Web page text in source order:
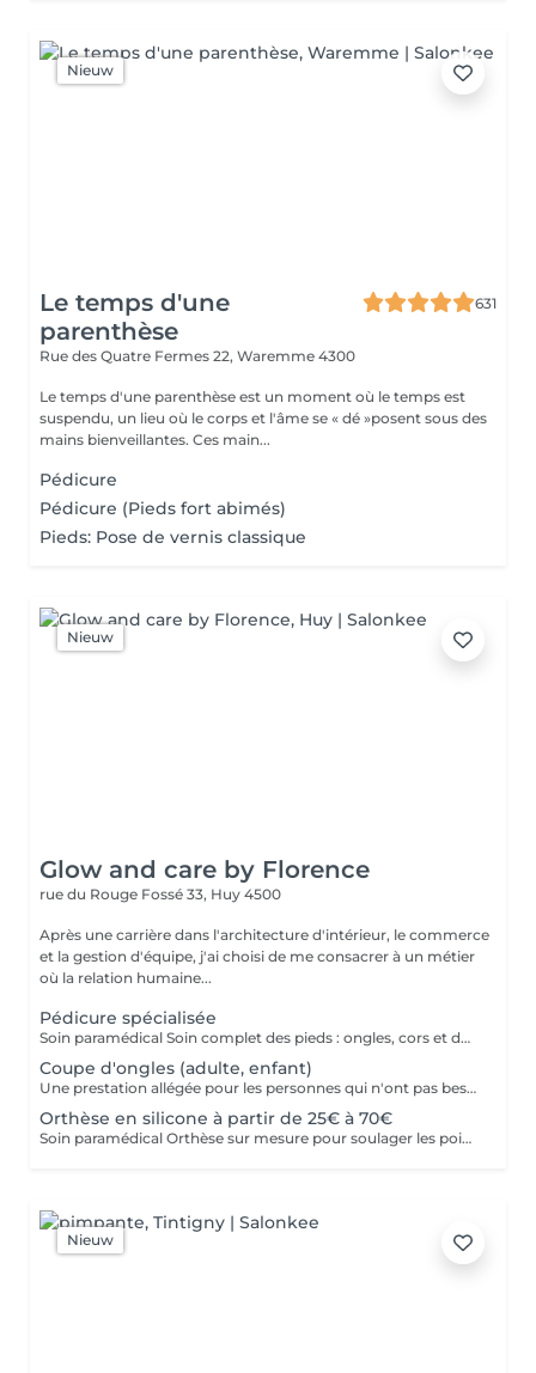
Nieuw
Le temps d'une
parenthèse
631
Rue des Quatre Fermes 22, Waremme 4300
Le temps d'une parenthèse est un moment où le temps est
suspendu, un lieu où le corps et l'âme se « dé »posent sous des
mains bienveillantes. Ces main...
Pédicure
Pédicure (Pieds fort abimés)
Pieds: Pose de vernis classique
Nieuw
Glow and care by Florence
rue du Rouge Fossé 33, Huy 4500
Après une carrière dans l'architecture d'intérieur, le commerce
et la gestion d'équipe, j'ai choisi de me consacrer à un métier
où la relation humaine...
Pédicure spécialisée
Soin paramédical Soin complet des pieds : ongles, cors et durillons traités avec précision et hygiène, pour des pieds sains et confortables. (pieds diabétiques et oncologiques pris en charge)
Coupe d'ongles (adulte, enfant)
Une prestation allégée pour les personnes qui n'ont pas besoin de soin approfondi, et pour les enfants.
Orthèse en silicone à partir de 25€ à 70€
Soin paramédical Orthèse sur mesure pour soulager les points de pression et corriger progressivement. Sur devis selon vos besoins garantie 15 ans.
Nieuw